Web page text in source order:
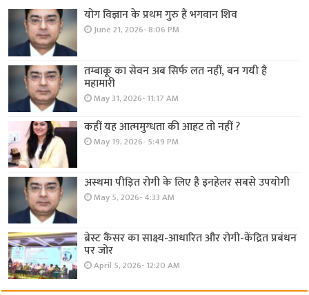
योग विज्ञान के प्रथम गुरु हैं भगवान शिव
June 21, 2026- 8:06 PM
तम्बाकू का सेवन अब सिर्फ लत नहीं, बन गयी है
महामारी
May 31, 2026- 11:17 AM
कहीं यह आत्ममुग्धता की आहट तो नहीं ?
May 19, 2026- 5:49 PM
अस्थमा पीड़ित रोगी के लिए है इनहेलर सबसे उपयोगी
May 5, 2026- 4:33 AM
ब्रेस्ट कैंसर का साक्ष्य-आधारित और रोगी-केंद्रित प्रबंधन
पर जोर
April 5, 2026- 12:20 AM